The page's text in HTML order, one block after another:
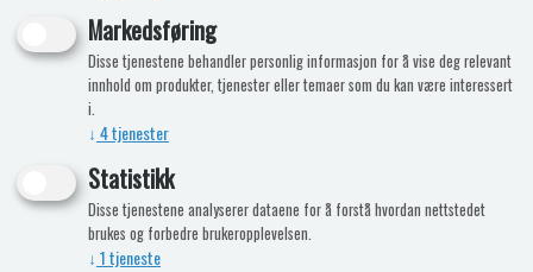
Markedsføring
Disse tjenestene behandler personlig informasjon for å vise deg relevant
innhold om produkter, tjenester eller temaer som du kan være interessert
i.
↓ 4tjenester
Statistikk
Disse tjenestene analyserer dataene for å forstå hvordan nettstedet
brukes og forbedre brukeropplevelsen.
↓ 1tjeneste